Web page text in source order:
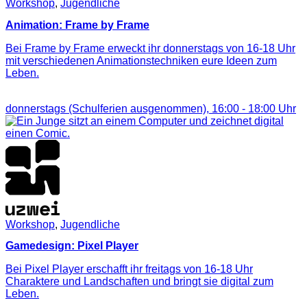
Workshop, Jugendliche
Animation: Frame by Frame
Bei Frame by Frame erweckt ihr donnerstags von 16-18 Uhr
mit verschiedenen Animationstechniken eure Ideen zum
Leben.
donnerstags (Schulferien ausgenommen), 16:00 - 18:00 Uhr
Workshop, Jugendliche
Gamedesign: Pixel Player
Bei Pixel Player erschafft ihr freitags von 16-18 Uhr
Charaktere und Landschaften und bringt sie digital zum
Leben.